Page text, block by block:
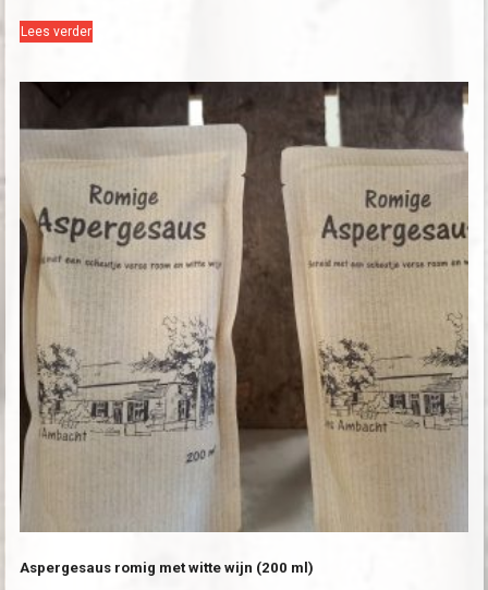
Lees verder
Aspergesaus romig met witte wijn (200 ml)